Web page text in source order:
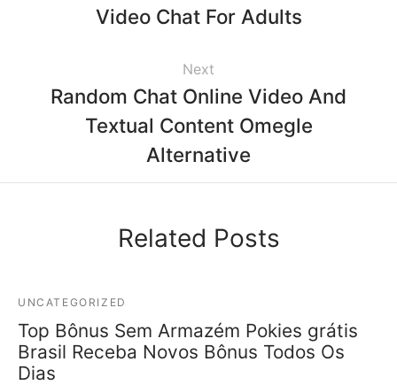
Video Chat For Adults
Next
Random Chat Online Video And
Textual Content Omegle
Alternative
Related Posts
UNCATEGORIZED
Top Bônus Sem Armazém Pokies grátis
Brasil Receba Novos Bônus Todos Os
Dias